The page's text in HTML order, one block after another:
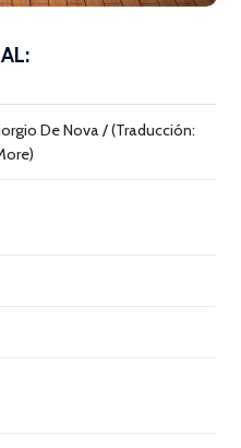
De Nova / (Traducción: